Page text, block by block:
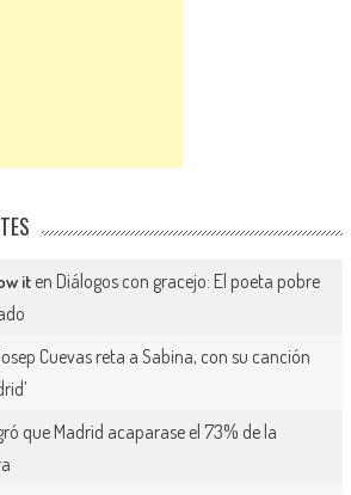
iten Diálogos con gracejo: El poeta pobre
Cuevas reta a Sabina, con su canción
que Madrid acaparase el 73% de la